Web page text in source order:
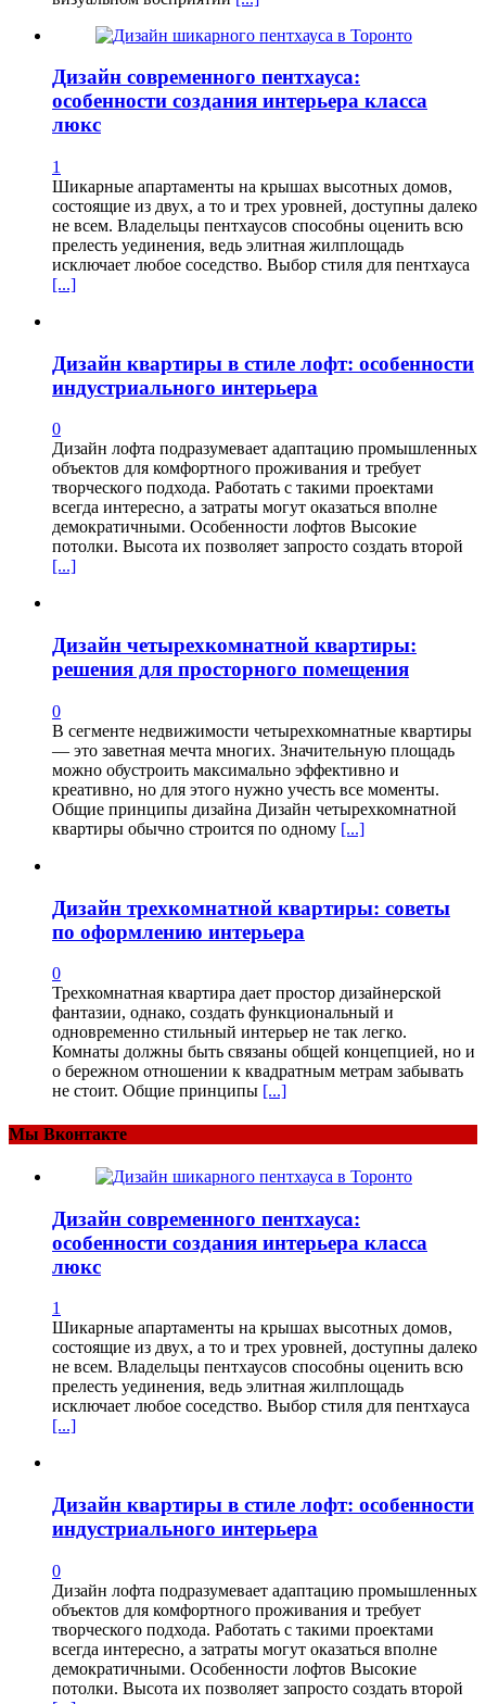
Дизайн современного пентхауса:
особенности создания интерьера класса
люкс
1
Шикарные апартаменты на крышах высотных домов,
состоящие из двух, а то и трех уровней, доступны далеко
не всем. Владельцы пентхаусов способны оценить всю
прелесть уединения, ведь элитная жилплощадь
исключает любое соседство. Выбор стиля для пентхауса
[...]
Дизайн квартиры в стиле лофт: особенности
индустриального интерьера
0
Дизайн лофта подразумевает адаптацию промышленных
объектов для комфортного проживания и требует
творческого подхода. Работать с такими проектами
всегда интересно, а затраты могут оказаться вполне
демократичными. Особенности лофтов Высокие
потолки. Высота их позволяет запросто создать второй
[...]
Дизайн четырехкомнатной квартиры:
решения для просторного помещения
0
В сегменте недвижимости четырехкомнатные квартиры
— это заветная мечта многих. Значительную площадь
можно обустроить максимально эффективно и
креативно, но для этого нужно учесть все моменты.
Общие принципы дизайна Дизайн четырехкомнатной
квартиры обычно строится по одному [...]
Дизайн трехкомнатной квартиры: советы
по оформлению интерьера
0
Трехкомнатная квартира дает простор дизайнерской
фантазии, однако, создать функциональный и
одновременно стильный интерьер не так легко.
Комнаты должны быть связаны общей концепцией, но и
о бережном отношении к квадратным метрам забывать
не стоит. Общие принципы [...]
Мы Вконтакте
Дизайн современного пентхауса:
особенности создания интерьера класса
люкс
1
Шикарные апартаменты на крышах высотных домов,
состоящие из двух, а то и трех уровней, доступны далеко
не всем. Владельцы пентхаусов способны оценить всю
прелесть уединения, ведь элитная жилплощадь
исключает любое соседство. Выбор стиля для пентхауса
[...]
Дизайн квартиры в стиле лофт: особенности
индустриального интерьера
0
Дизайн лофта подразумевает адаптацию промышленных
объектов для комфортного проживания и требует
творческого подхода. Работать с такими проектами
всегда интересно, а затраты могут оказаться вполне
демократичными. Особенности лофтов Высокие
потолки. Высота их позволяет запросто создать второй